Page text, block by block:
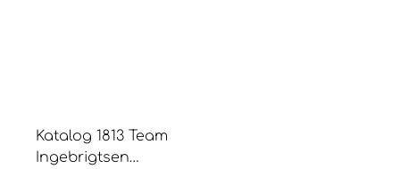
Katalog 1813 Team
Ingebrigtsen